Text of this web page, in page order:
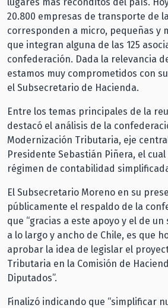
20.800 empresas de transporte de
corresponden a micro, pequeñas y
que integran alguna de las 125
confederación. Dada la relevancia
estamos muy comprometidos con
el Subsecretario de Hacienda.
Entre los temas principales de la
destacó el análisis de la
Modernización Tributaria, eje
Presidente Sebastián Piñera, el
régimen de contabilidad
El Subsecretario Moreno en su
públicamente el respaldo de la
que “gracias a este apoyo y el de
a lo largo y ancho de Chile, es que
aprobar la idea de legislar el
Tributaria en la Comisión de
Diputados”.
Finalizó indicando que “simplificar